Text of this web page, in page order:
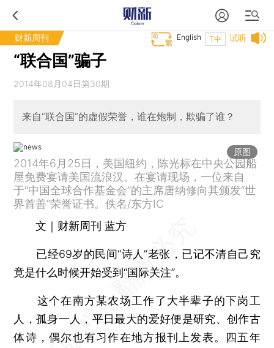
财新周刊 试听
T中
English
“联合国”骗子
2014年08月04日第30期
来自“联合国”的虚假荣誉，谁在炮制，欺骗了谁？
原图
2014年6月25日，美国纽约，陈光标在中央公园船
屋免费宴请美国流浪汉。在宴请现场，一位来自
于“中国全球合作基金会”的主席唐纳修向其颁发“世
界首善”荣誉证书。佚名/东方IC
文｜财新周刊 蓝方
已经69岁的民间“诗人”老张，已记不清自己究
竟是什么时候开始受到“国际关注”。
这个在南方某农场工作了大半辈子的下岗工
人，孤身一人，平日最大的爱好便是研究、创作古
体诗，偶尔也有习作在地方报刊上发表。四五年